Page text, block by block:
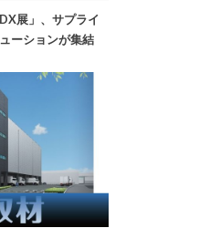
展」、サプライ
ーションが集結